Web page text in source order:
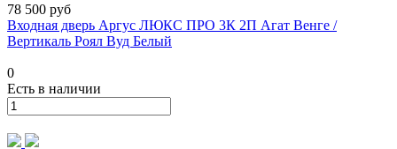
78 500 руб
Входная дверь Аргус ЛЮКС ПРО 3К 2П Агат Венге /
Вертикаль Роял Вуд Белый
0
Есть в наличии